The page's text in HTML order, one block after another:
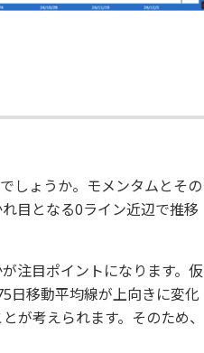
しょうか。モメンタムとその
目となる0ライン近辺で推移
注目ポイントになります。仮
日移動平均線が上向きに変化
が考えられます。そのため、